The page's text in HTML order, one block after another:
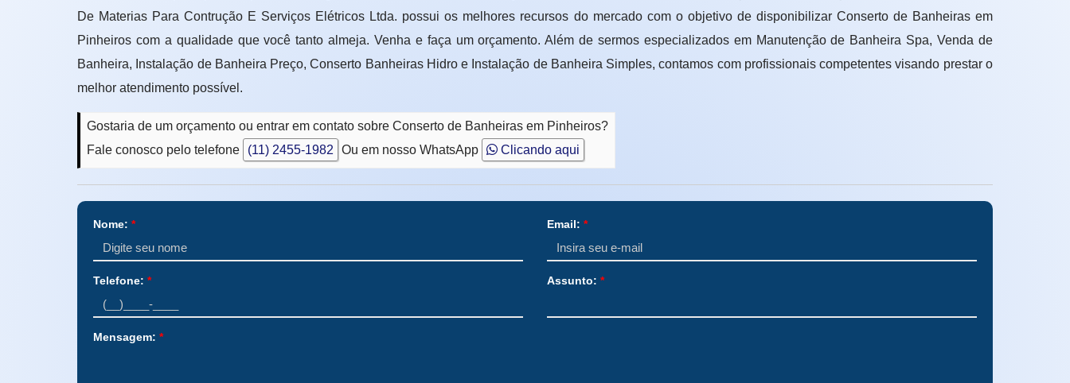
De Materias Para Contrução E Serviços Elétricos Ltda. possui os melhores recursos do mercado com o objetivo de disponibilizar Conserto de Banheiras em
Pinheiros com a qualidade que você tanto almeja. Venha e faça um orçamento. Além de sermos especializados em Manutenção de Banheira Spa, Venda de
Banheira, Instalação de Banheira Preço, Conserto Banheiras Hidro e Instalação de Banheira Simples, contamos com profissionais competentes visando prestar o
melhor atendimento possível.
Gostaria de um orçamento ou entrar em contato sobre Conserto de Banheiras em Pinheiros?
Fale conosco pelo telefone
(11) 2455-1982 Ou em nosso WhatsApp Clicando aqui
Nome:* Email: *
Telefone:* Assunto: *
Mensagem:*